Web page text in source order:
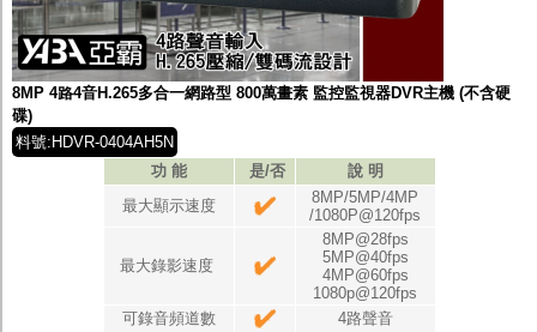
8MP 4路4音H.265多合一網路型 800萬畫素 監控監視器DVR主機 (不含硬
碟)
料號:HDVR-0404AH5N
功 能
是/否
說 明
最大顯示速度
8MP/5MP/4MP
/1080P@120fps
最大錄影速度
8MP@28fps
5MP@40fps
4MP@60fps
1080p@120fps
可錄音頻道數
4路聲音